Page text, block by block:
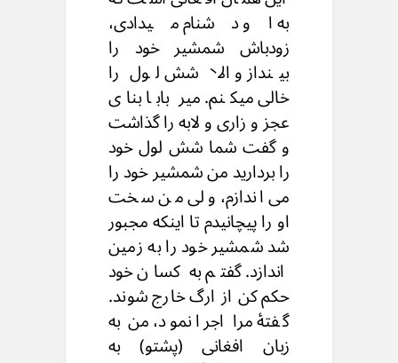
به او دشنام میدادی،
زودباش شمشیر خود را
بینداز و الا شش لول را
خالی میکنم. میر بابا بنای
عجز و زاری و لابه را گذاشت
و گفت شما شش لول خود
را بردارید من شمشیر خود را
می اندازم، ولی من سخت
او را پیچانیدم تا اینکه مجبور
شد شمشیر خود را به زمین
اندازد. گفتم به کسان خود
حکم کن از ارگ خارج شوند.
گفتۀ مرا اجرا نمود، من به
زبان افغانی (پشتو) به